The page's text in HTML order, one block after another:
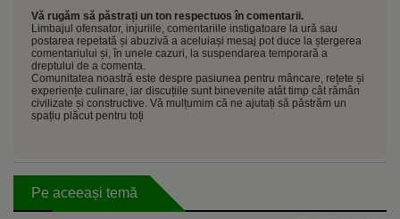
Vă rugăm să păstrați un ton respectuos în comentarii.
Limbajul ofensator, injuriile, comentariile instigatoare la ură sau
postarea repetată și abuzivă a aceluiași mesaj pot duce la ștergerea
comentariului și, în unele cazuri, la suspendarea temporară a
dreptului de a comenta.
Comunitatea noastră este despre pasiunea pentru mâncare, rețete și
experiențe culinare, iar discuțiile sunt binevenite atât timp cât rămân
civilizate și constructive. Vă mulțumim că ne ajutați să păstrăm un
spațiu plăcut pentru toți
Pe aceeași temă